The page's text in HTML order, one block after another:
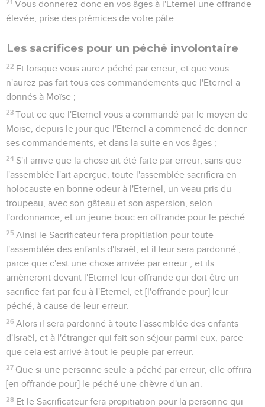
21 Vous donnerez donc en vos âges à l'Eternel une offrande
élevée, prise des prémices de votre pâte.
Les sacrifices pour un péché involontaire
22 Et lorsque vous aurez péché par erreur, et que vous
n'aurez pas fait tous ces commandements que l'Eternel a
donnés à Moïse ;
23 Tout ce que l'Eternel vous a commandé par le moyen de
Moïse, depuis le jour que l'Eternel a commencé de donner
ses commandements, et dans la suite en vos âges ;
24 S'il arrive que la chose ait été faite par erreur, sans que
l'assemblée l'ait aperçue, toute l'assemblée sacrifiera en
holocauste en bonne odeur à l'Eternel, un veau pris du
troupeau, avec son gâteau et son aspersion, selon
l'ordonnance, et un jeune bouc en offrande pour le péché.
25 Ainsi le Sacrificateur fera propitiation pour toute
l'assemblée des enfants d'Israël, et il leur sera pardonné ;
parce que c'est une chose arrivée par erreur ; et ils
amèneront devant l'Eternel leur offrande qui doit être un
sacrifice fait par feu à l'Eternel, et [l'offrande pour] leur
péché, à cause de leur erreur.
26 Alors il sera pardonné à toute l'assemblée des enfants
d'Israël, et à l'étranger qui fait son séjour parmi eux, parce
que cela est arrivé à tout le peuple par erreur.
27 Que si une personne seule a péché par erreur, elle offrira
[en offrande pour] le péché une chèvre d'un an.
28 Et le Sacrificateur fera propitiation pour la personne qui